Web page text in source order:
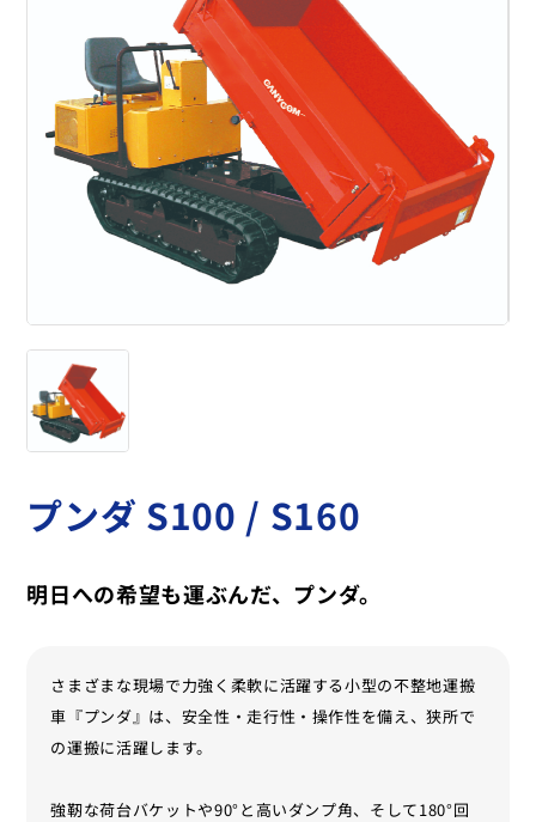
プンダ S100 / S160
明日への希望も運ぶんだ、プンダ。
さまざまな現場で力強く柔軟に活躍する小型の不整地運搬
車『プンダ』は、安全性・走行性・操作性を備え、狭所で
の運搬に活躍します。
強靭な荷台バケットや90°と高いダンプ角、そして180°回